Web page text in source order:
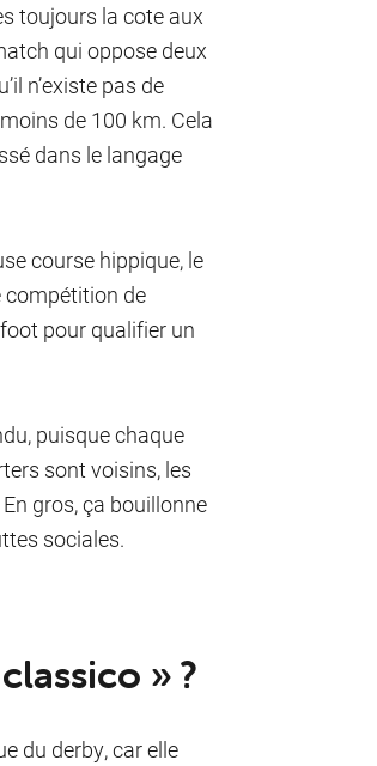
toujours la cote aux
qui oppose deux
n’existe pas de
de 100 km. Cela
dans le langage
course hippique, le
compétition de
pour qualifier un
puisque chaque
sont voisins, les
gros, ça bouillonne
sociales.
» ?
du derby, car elle